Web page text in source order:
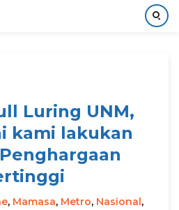
Luring UNM,
kami lakukan
, Mamasa, Metro, Nasional,